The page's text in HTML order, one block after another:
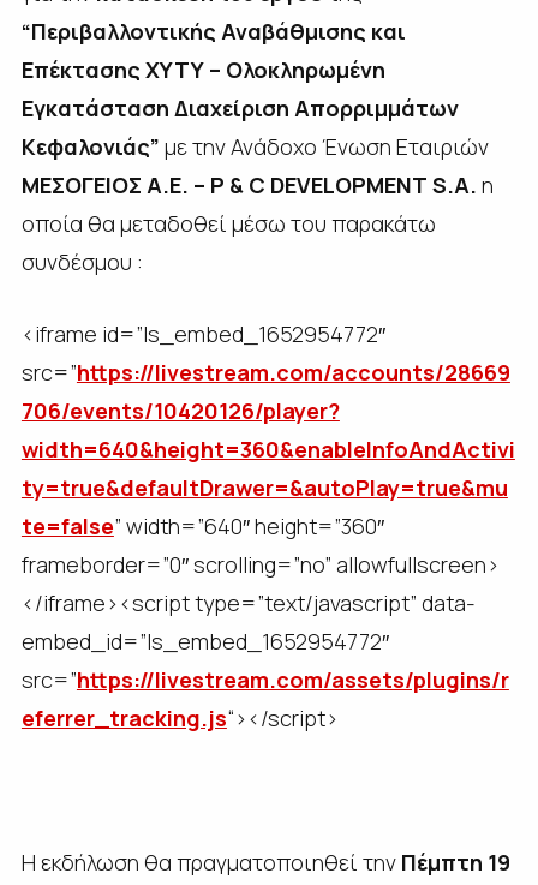
“Περιβαλλοντικής Αναβάθμισης και
Επέκτασης ΧΥΤΥ – Ολοκληρωμένη
Εγκατάσταση Διαχείριση Απορριμμάτων
Κεφαλονιάς” με την Ανάδοχο Ένωση Εταιριών
ΜΕΣΟΓΕΙΟΣ Α.Ε. – P & C DEVELOPMENT S.A. η
οποία θα μεταδοθεί μέσω του παρακάτω
συνδέσμου :
<iframe id=”ls_embed_1652954772″
src=”https://livestream.com/accounts/28669
706/events/10420126/player?
width=640&height=360&enableInfoAndActivi
ty=true&defaultDrawer=&autoPlay=true&mu
te=false” width=”640″ height=”360″
frameborder=”0″ scrolling=”no” allowfullscreen>
</iframe><script type=”text/javascript” data-
embed_id=”ls_embed_1652954772″
src=”https://livestream.com/assets/plugins/r
eferrer_tracking.js“></script>
Η εκδήλωση θα πραγματοποιηθεί την Πέμπτη 19